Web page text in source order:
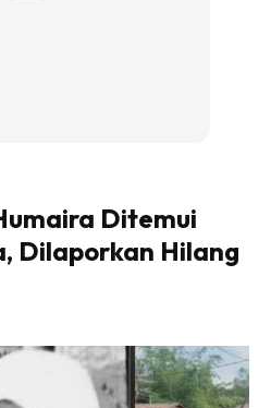
Ditemui
Dilaporkan Hilang